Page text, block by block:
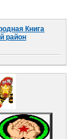
Книга
район